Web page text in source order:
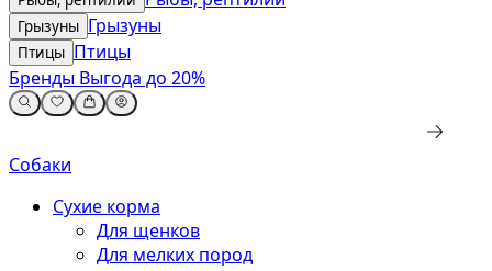
Грызуны Грызуны
Птицы Птицы
Бренды Выгода до 20%
Собаки
Сухие корма
Для щенков
Для мелких пород